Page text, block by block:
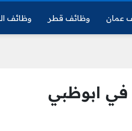
عمان وظائف قطر وظائف
في ابوظبي